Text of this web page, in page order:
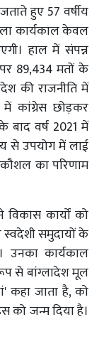
हुए 57 वर्षीय
कार्यकाल केवल
हाल में संपन्न
89,434 मतों के
की राजनीति में
कांग्रेस छोड़कर
बाद वर्ष 2021 में
से उपयोग में लाई
का परिणाम
विकास कार्यों को
समुदायों के
उनका कार्यकाल
से बांग्लादेश मूल
कहा जाता है, को
को जन्म दिया है।